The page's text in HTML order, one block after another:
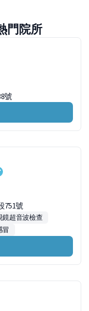
門院所
號
751號
鏡超音波檢查
冒